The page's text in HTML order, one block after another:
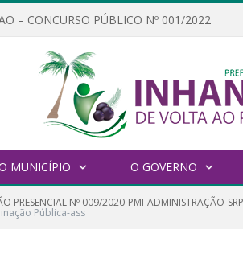
– CONCURSO PÚBLICO Nº 001/2022
MUNICÍPIO O GOVERNO
PRESENCIAL Nº 009/2020-PMI-
Pública-ass